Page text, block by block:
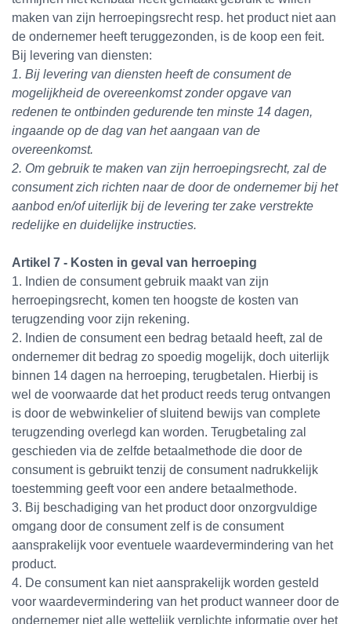
maken van zijn herroepingsrecht resp. het product niet aan
de ondernemer heeft teruggezonden, is de koop een feit.
Bij levering van diensten:
1. Bij levering van diensten heeft de consument de
mogelijkheid de overeenkomst zonder opgave van
redenen te ontbinden gedurende ten minste 14 dagen,
ingaande op de dag van het aangaan van de
overeenkomst.
2. Om gebruik te maken van zijn herroepingsrecht, zal de
consument zich richten naar de door de ondernemer bij het
aanbod en/of uiterlijk bij de levering ter zake verstrekte
redelijke en duidelijke instructies.
Artikel 7 - Kosten in geval van herroeping
1. Indien de consument gebruik maakt van zijn
herroepingsrecht, komen ten hoogste de kosten van
terugzending voor zijn rekening.
2. Indien de consument een bedrag betaald heeft, zal de
ondernemer dit bedrag zo spoedig mogelijk, doch uiterlijk
binnen 14 dagen na herroeping, terugbetalen. Hierbij is
wel de voorwaarde dat het product reeds terug ontvangen
is door de webwinkelier of sluitend bewijs van complete
terugzending overlegd kan worden. Terugbetaling zal
geschieden via de zelfde betaalmethode die door de
consument is gebruikt tenzij de consument nadrukkelijk
toestemming geeft voor een andere betaalmethode.
3. Bij beschadiging van het product door onzorgvuldige
omgang door de consument zelf is de consument
aansprakelijk voor eventuele waardevermindering van het
product.
4. De consument kan niet aansprakelijk worden gesteld
voor waardevermindering van het product wanneer door de
ondernemer niet alle wettelijk verplichte informatie over het